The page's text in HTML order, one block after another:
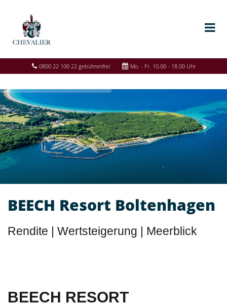
0800 22 100 22 gebührenfrei Mo. - Fr. 10.00 - 18.00 Uhr
BEECH Resort Boltenhagen
Rendite | Wertsteigerung | Meerblick
BEECH RESORT